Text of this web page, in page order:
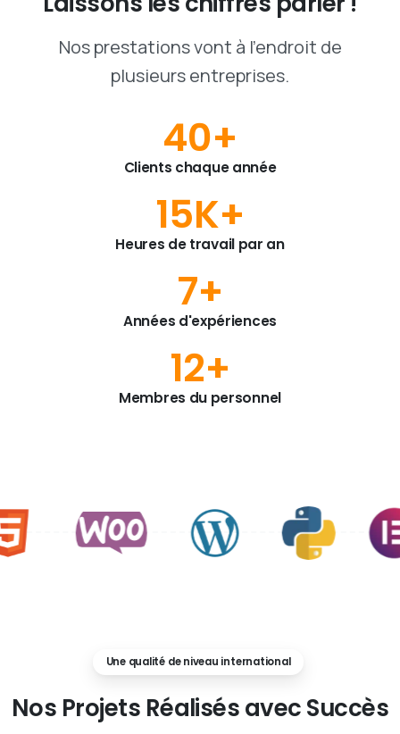
Nos prestations vont à l'endroit de
plusieurs entreprises.
40+
Clients chaque année
15K+
Heures de travail par an
7+
Années d'expériences
12+
Membres du personnel
Une qualité de niveau international
Nos Projets RéalisésavecSuccès